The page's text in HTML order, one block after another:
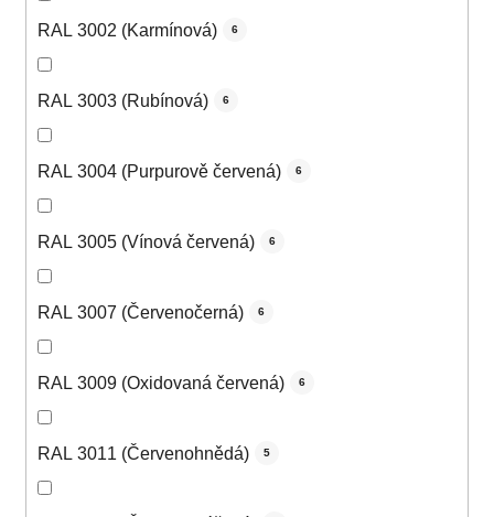
RAL 3002 (Karmínová) 6
RAL 3003 (Rubínová) 6
RAL 3004 (Purpurově červená) 6
RAL 3005 (Vínová červená) 6
RAL 3007 (Červenočerná) 6
RAL 3009 (Oxidovaná červená) 6
RAL 3011 (Červenohnědá) 5